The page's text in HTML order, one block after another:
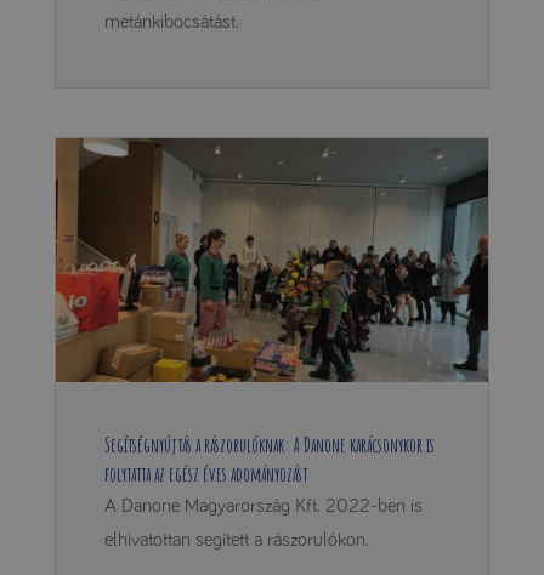
metánkibocsátást.
Segítségnyújtás a rászorulóknak: A Danone karácsonykor is
folytatta az egész éves adományozást
A Danone Magyarország Kft. 2022-ben is
elhivatottan segített a rászorulókon.